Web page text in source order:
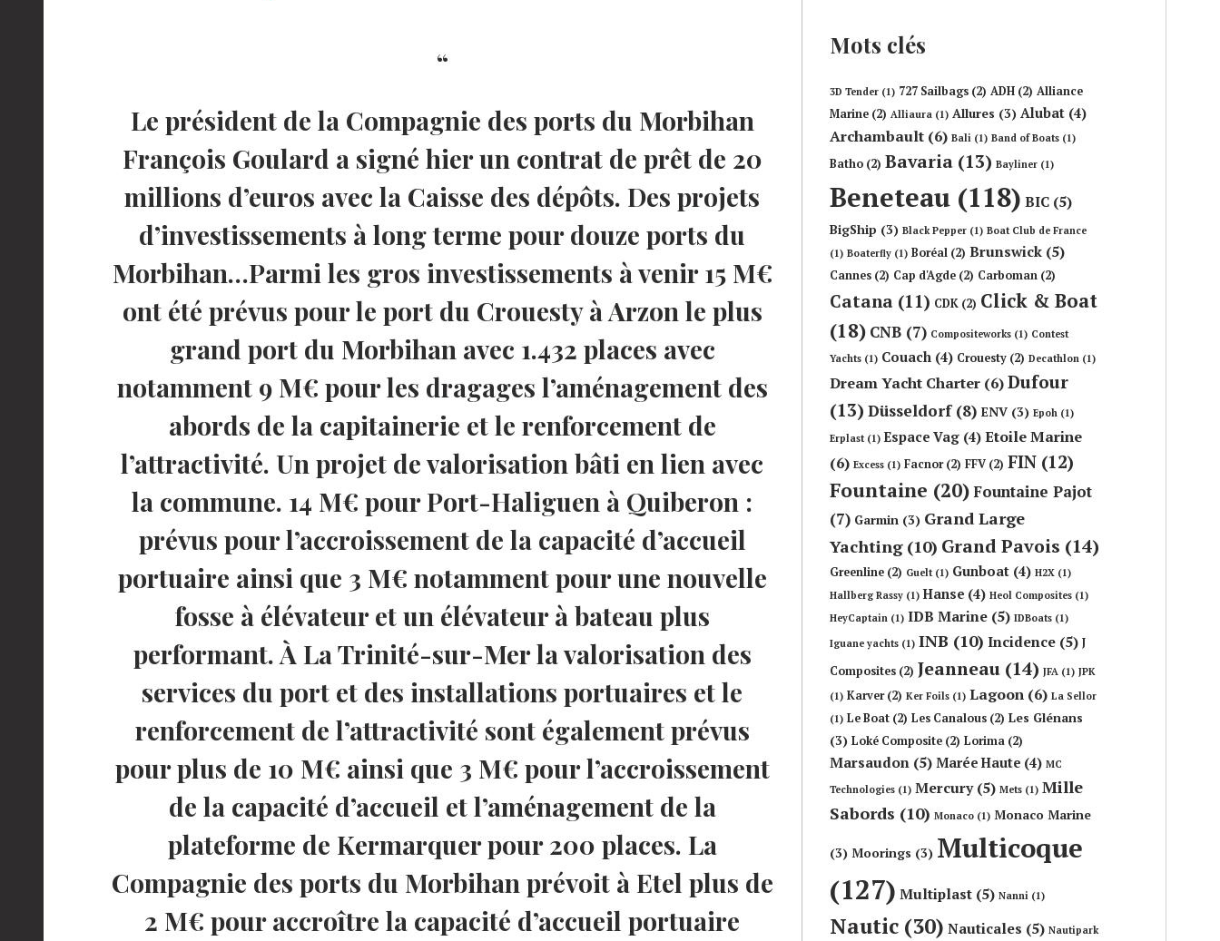
Le président de la Compagnie des ports du Morbihan
François Goulard a signé hier un contrat de prêt de 20
millions d’euros avec la Caisse des dépôts. Des projets
d’investissements à long terme pour douze ports du
Morbihan…Parmi les gros investissements à venir 15 M€
ont été prévus pour le port du Crouesty à Arzon le plus
grand port du Morbihan avec 1.432 places avec
notamment 9 M€ pour les dragages l’aménagement des
abords de la capitainerie et le renforcement de
l’attractivité. Un projet de valorisation bâti en lien avec
la commune. 14 M€ pour Port-Haliguen à Quiberon :
prévus pour l’accroissement de la capacité d’accueil
portuaire ainsi que 3 M€ notamment pour une nouvelle
fosse à élévateur et un élévateur à bateau plus
performant. À La Trinité-sur-Mer la valorisation des
services du port et des installations portuaires et le
renforcement de l’attractivité sont également prévus
pour plus de 10 M€ ainsi que 3 M€ pour l’accroissement
de la capacité d’accueil et l’aménagement de la
plateforme de Kermarquer pour 200 places. La
Compagnie des ports du Morbihan prévoit à Etel plus de
2 M€ pour accroître la capacité d’accueil portuaire
Mots clés
3D Tender (1) 727 Sailbags (2) ADH (2) Alliance
Marine (2) Alliaura (1) Allures (3) Alubat (4)
Archambault (6) Bali (1) Band of Boats (1)
Batho (2) Bavaria (13) Bayliner (1)
Beneteau (118) BIC (5)
BigShip (3) Black Pepper (1) Boat Club de France
(1) Boaterfly (1) Boréal (2) Brunswick (5)
Cannes (2) Cap d'Agde (2) Carboman (2)
Catana (11) CDK (2) Click & Boat
(18) CNB (7) Compositeworks (1) Contest
Yachts (1) Couach (4) Crouesty (2) Decathlon (1)
Dream Yacht Charter (6) Dufour
(13) Düsseldorf(8) ENV (3) Epoh (1)
Erplast(1) Espace Vag (4) Etoile Marine
(6) Excess (1) Facnor(2) FFV (2) FIN (12)
Fountaine (20)Fountaine Pajot
(7) Garmin (3) Grand Large
Yachting(10) Grand Pavois (14)
Greenline (2) Guelt(1) Gunboat (4) H2X (1)
Hallberg Rassy (1) Hanse (4) Heol Composites (1)
HeyCaptain (1) IDB Marine (5) IDBoats (1)
Iguane yachts (1) INB (10) Incidence (5) J
Composites (2) Jeanneau (14) JFA (1) JPK
(1) Karver(2) Ker Foils (1) Lagoon (6) La Sellor
(1) Le Boat (2) Les Canalous (2) Les Glénans
(3) Loké Composite (2) Lorima (2)
Marsaudon (5) Marée Haute (4) MC
Technologies (1) Mercury(5) Mets (1) Mille
Sabords (10) Monaco (1) Monaco Marine
(3) Moorings (3) Multicoque
(127) Multiplast (5) Nanni (1)
Nautic (30) Nauticales (5) Nautipark